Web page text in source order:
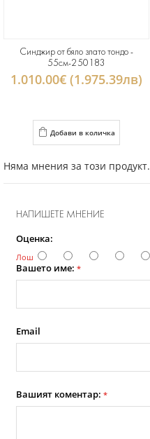
Синджир от бяло злато тондо -
55см-250183
1.010.00€ (1.975.39лв)
Добави в количка
Няма мнения за този продукт.
НАПИШЕТЕ МНЕНИЕ
Оценка:
Лош
Вашето име: *
Email
Вашият коментар: *